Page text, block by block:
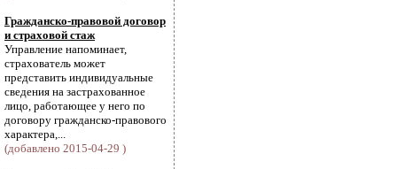
Гражданско-правовой договор
и страховой стаж
Управление напоминает,
страхователь может
представить индивидуальные
сведения на застрахованное
лицо, работающее у него по
договору гражданско-правового
характера,...
(добавлено 2015-04-29 )